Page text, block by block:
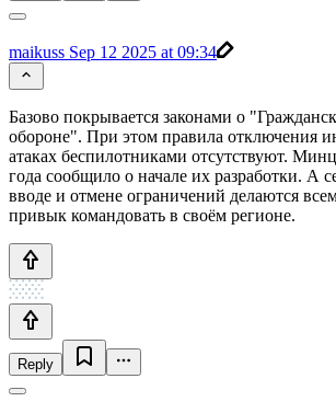
maikuss Sep 12 2025 at 09:34
Базово покрывается законами о
обороне". При этом правила отключения
атаках беспилотниками отсутствуют.
года сообщило о начале их разработки. А
вводе и отмене ограничений делаются
привык командовать в своём регионе.
Reply